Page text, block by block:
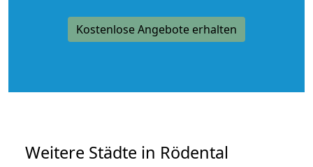
Kostenlose Angebote erhalten
Weitere Städte in Rödental